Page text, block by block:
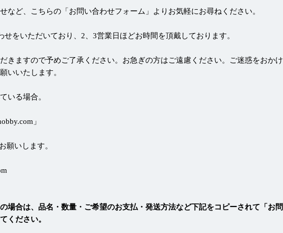
など、こちらの「お問い合わせフォーム」よりお気軽にお尋ねください。
せをいただいており、2、3営業日ほどお時間を頂戴しております。
きますので予めご了承ください。お急ぎの方はご遠慮ください。ご迷惑をおかけ
いいたします。
いる場合。
」
願いします。
場合は、品名・数量・ご希望のお支払・発送方法など下記をコピーされて「お問
ください。